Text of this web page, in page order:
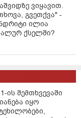
ვიყავით.
გვეთქვა" -
ილია
ქსელში?
ის შემთხვევაში
იყო